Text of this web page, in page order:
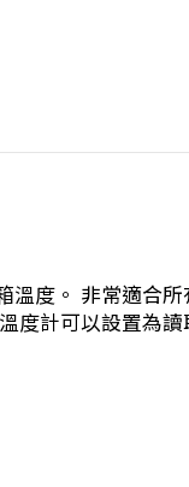
度。 非常適合
計可以設置為讀